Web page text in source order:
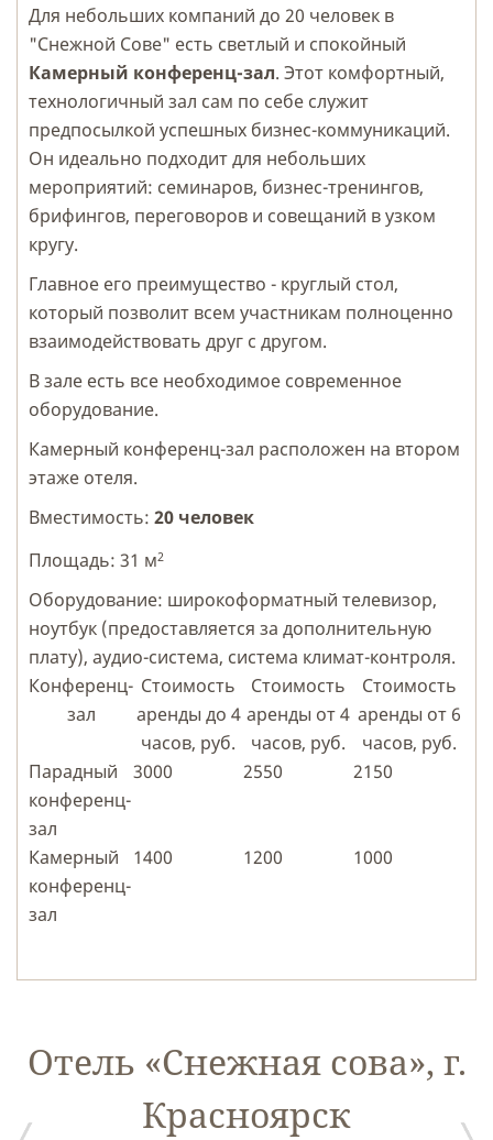
Для небольших компаний до 20 человек в
"Снежной Сове" есть светлый и спокойный
Камерный конференц-зал. Этот комфортный,
технологичный зал сам по себе служит
предпосылкой успешных бизнес-коммуникаций.
Он идеально подходит для небольших
мероприятий: семинаров, бизнес-тренингов,
брифингов, переговоров и совещаний в узком
кругу.
Главное его преимущество - круглый стол,
который позволит всем участникам полноценно
взаимодействовать друг с другом.
В зале есть все необходимое современное
оборудование.
Камерный конференц-зал расположен на втором
этаже отеля.
Вместимость: 20 человек
Площадь: 31 м2
Оборудование: широкоформатный телевизор,
ноутбук (предоставляется за дополнительную
плату), аудио-система, система климат-контроля.
Конференц-
зал
Стоимость
аренды до 4
часов, руб.
Стоимость
аренды от 4
часов, руб.
Стоимость
аренды от 6
часов, руб.
Парадный
конференц-
зал
3000 2550 2150
Камерный
конференц-
зал
1400 1200 1000
Отель «Снежная сова», г.
Красноярск